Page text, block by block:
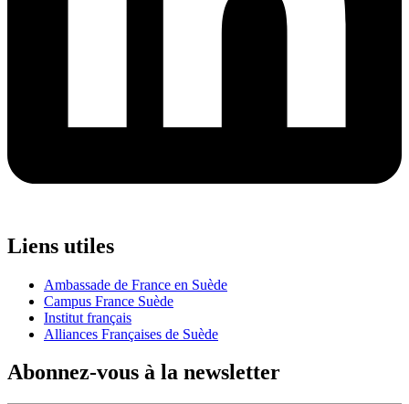
Liens utiles
Ambassade de France en Suède
Campus France Suède
Institut français
Alliances Françaises de Suède
Abonnez-vous à la newsletter